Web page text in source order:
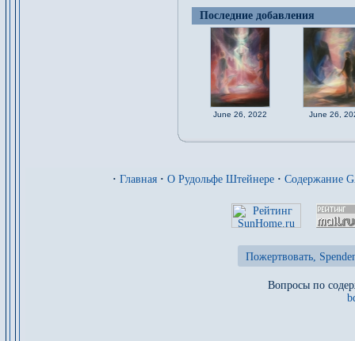
Последние добавления
June 26, 2022 June 26,
· Главная · О Рудольфе Штейнере · Содержание
Пожертвовать,
Вопросы по